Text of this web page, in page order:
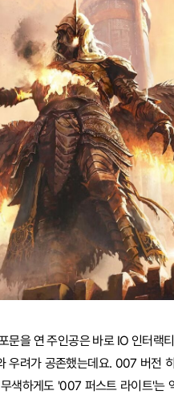
문을 연 주인공은 바로 IO 인터랙
우려가 공존했는데요. 007 버전
색하게도 '007 퍼스트 라이트'는